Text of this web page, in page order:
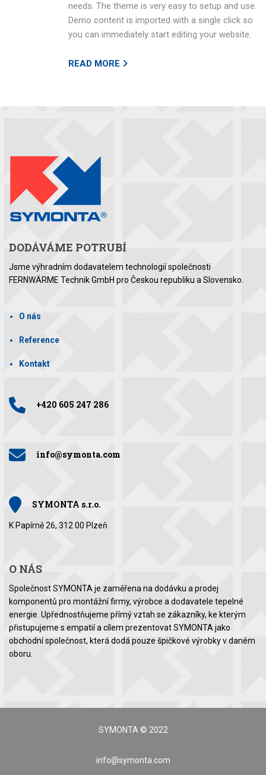
needs. The theme is very easy to setup and use.
Demo content is imported with a single click so
you can immediately start editing your website.
READ MORE
DODÁVÁME POTRUBÍ
Jsme výhradním dodavatelem technologií společnosti
FERNWÄRME Technik GmbH pro Českou republiku a Slovensko.
O nás
Reference
Kontakt
+420 605 247 286
info@symonta.com
SYMONTA s.r.o.
K Papírně 26, 312 00 Plzeň
O NÁS
Společnost SYMONTA je zaměřena na dodávku a prodej
komponentů pro montážní firmy, výrobce a dodavatele tepelné
energie. Upřednostňujeme přímý vztah se zákazníky, ke kterým
přistupujeme s empatií a cílem prezentovat SYMONTA jako
obchodní společnost, která dodá pouze špičkové výrobky v daném
oboru.
SYMONTA © 2022
info@symonta.com